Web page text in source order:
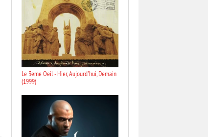
Le 3eme Oeil - Hier, Aujourd'hui, Demain
(1999)